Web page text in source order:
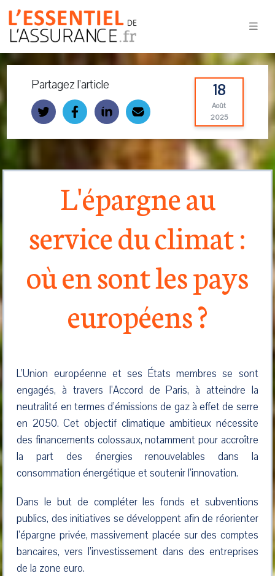
Partagez l’article 18
Août
2025
L'épargne au
service du climat :
où en sont les pays
européens ?
L’Union européenne et ses États membres se sont
engagés, à travers l’Accord de Paris, à atteindre la
neutralité en termes d’émissions de gaz à effet de serre
en 2050. Cet objectif climatique ambitieux nécessite
des financements colossaux, notamment pour accroître
la part des énergies renouvelables dans la
consommation énergétique et soutenir l’innovation.
Dans le but de compléter les fonds et subventions
publics, des initiatives se développent afin de réorienter
l’épargne privée, massivement placée sur des comptes
bancaires, vers l’investissement dans des entreprises
de la zone euro.